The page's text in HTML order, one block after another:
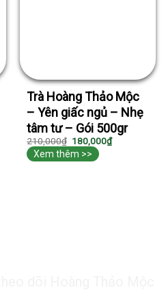
Trà Hoàng Thảo Mộc
– Yên giấc ngủ – Nhẹ
tâm tư – Gói 500gr
210,000₫ 180,000₫
Xem thêm >>